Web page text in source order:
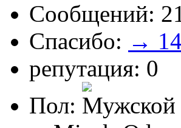
Сообщений:
Спасибо: → 14
репутация: 0
Пол: